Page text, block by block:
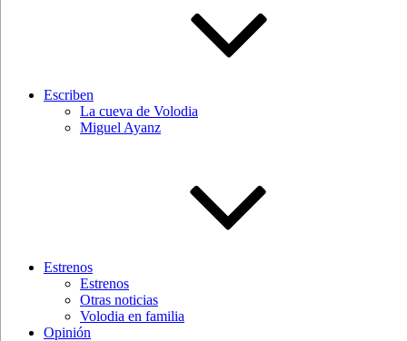
Escriben
La cueva de Volodia
Miguel Ayanz
Estrenos
Estrenos
Otras noticias
Volodia en familia
Opinión